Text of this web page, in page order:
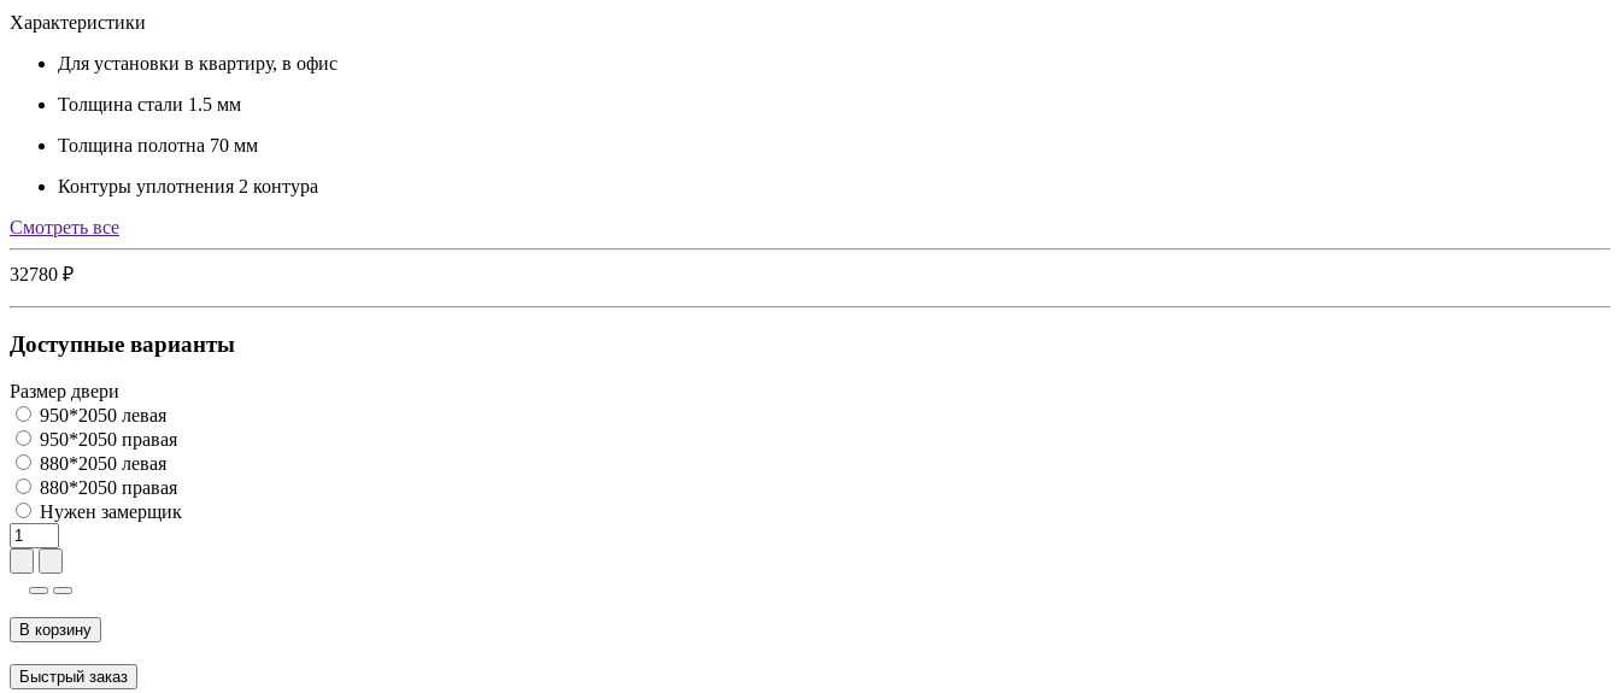
Характеристики
Для установки в квартиру, в офис
Толщина стали 1.5 мм
Толщина полотна 70 мм
Контуры уплотнения 2 контура
Cмотреть все
32780 ₽
Доступные варианты
Размер двери
950*2050 левая
950*2050 правая
880*2050 левая
880*2050 правая
Нужен замерщик
В корзину
Быстрый заказ